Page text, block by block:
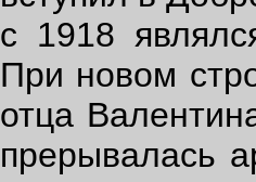
с 1918
При новом
отца
прерывалась